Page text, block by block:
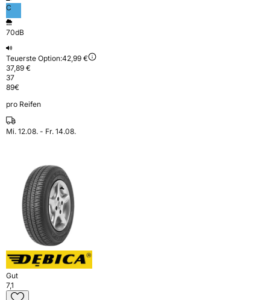
C
70dB
Teuerste Option:42,99 €
37,89 €
37
89€
pro Reifen
Mi. 12.08. - Fr. 14.08.
Gut
7,1